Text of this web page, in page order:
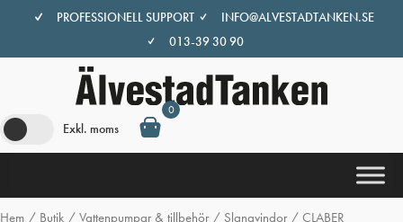
innehåll
PROFESSIONELL SUPPORT
INFO@ALVESTADTANKEN.SE
013-39 30 90
Exkl. moms
0
Hem / Butik / Vattenpumpar & tillbehör/ Slangvindor/ CLABER